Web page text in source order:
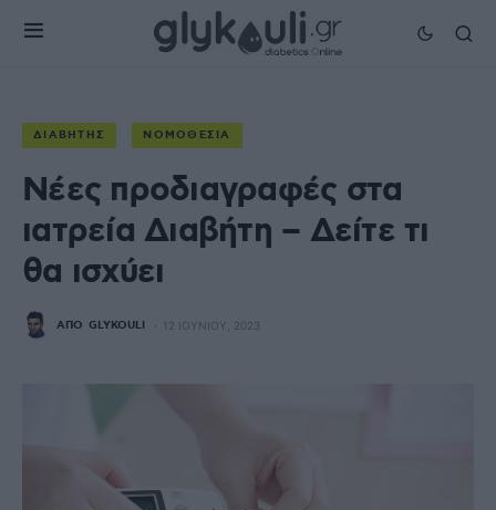
ΔΙΑΒΉΤΗΣ ΝΟΜΟΘΕΣΊΑ
Νέες προδιαγραφές στα
ιατρεία Διαβήτη – Δείτε τι
θα ισχύει
ΑΠΌ GLYKOULI 12 ΙΟΥΝΊΟΥ, 2023